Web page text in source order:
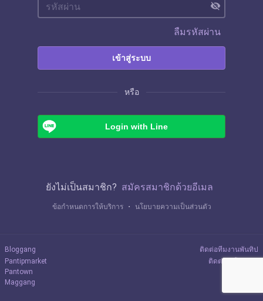
visibility_off
ลืมรหัสผ่าน
เข้าสู่ระบบ
หรือ
Login with Line
ยังไม่เป็นสมาชิก? สมัครสมาชิกด้วยอีเมล
ข้อกำหนดการให้บริการ ・ นโยบายความเป็นส่วนตัว
Bloggang
Pantipmarket
Pantown
Maggang
ติดต่อทีมงานพันทิป
ติดต่อลงโฆษณา